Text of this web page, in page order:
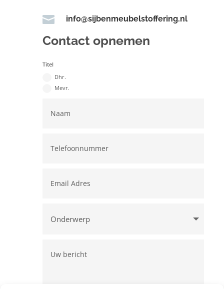
 info@sijbenmeubelstoffering.nl
Contact opnemen
Titel
Dhr.
Mevr.